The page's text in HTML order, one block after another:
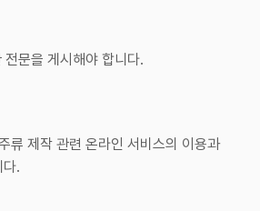
문을 게시해야 합니다.
류 제작 관련 온라인 서비스의 이용과
다.